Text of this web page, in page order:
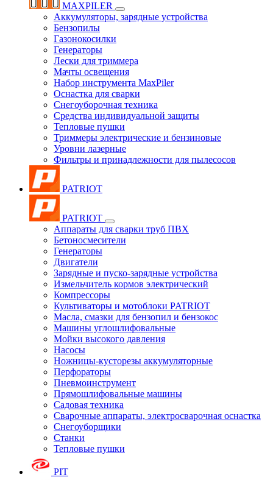
MAXPILER
Аккумуляторы, зарядные устройства
Бензопилы
Газонокосилки
Генераторы
Лески для триммера
Мачты освещения
Набор инструмента MaxPiler
Оснастка для сварки
Снегоуборочная техника
Средства индивидуальной защиты
Тепловые пушки
Триммеры электрические и бензиновые
Уровни лазерные
Фильтры и принадлежности для пылесосов
PATRIOT
PATRIOT
Аппараты для сварки труб ПВХ
Бетоносмесители
Генераторы
Двигатели
Зарядные и пуско-зарядные устройства
Измельчитель кормов электрический
Компрессоры
Культиваторы и мотоблоки PATRIOT
Масла, смазки для бензопил и бензокос
Машины углошлифовальные
Мойки высокого давления
Насосы
Ножницы-кусторезы аккумуляторные
Перфораторы
Пневмоинструмент
Прямошлифовальные машины
Садовая техника
Сварочные аппараты, электросварочная оснастка
Снегоуборщики
Станки
Тепловые пушки
PIT